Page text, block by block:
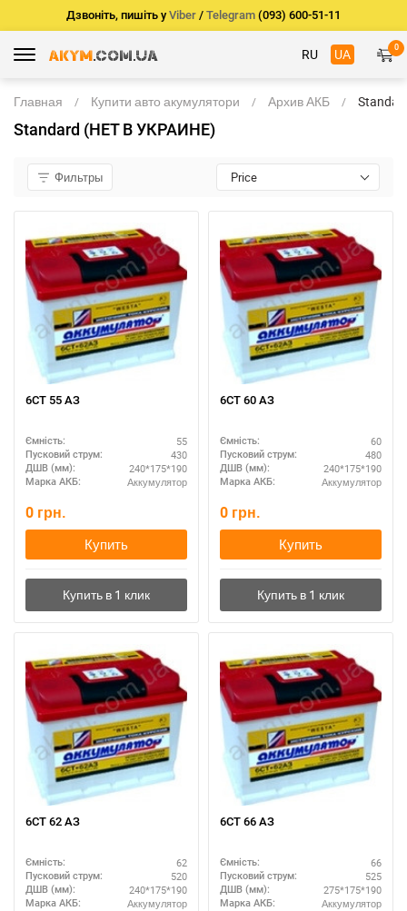
Дзвоніть, пишіть у Viber / Telegram (093) 600-51-11
RU UA 0
Главная Купити авто акумулятори Архив АКБ
Standard (НЕТ В УКРАИНЕ)
Фильтры Price
6СТ 55 АЗ
Ємність: 55
Пусковий струм: 430
ДШВ (мм): 240*175*190
Марка АКБ: Аккумулятор
0 грн.
Купить
6СТ 60 АЗ
Ємність: 60
Пусковий струм: 480
ДШВ (мм): 240*175*190
Марка АКБ: Аккумулятор
0 грн.
Купить
6СТ 62 АЗ
Ємність: 62
Пусковий струм: 520
ДШВ (мм): 240*175*190
Марка АКБ: Аккумулятор
6СТ 66 АЗ
Ємність: 66
Пусковий струм: 525
ДШВ (мм): 275*175*190
Марка АКБ: Аккумулятор